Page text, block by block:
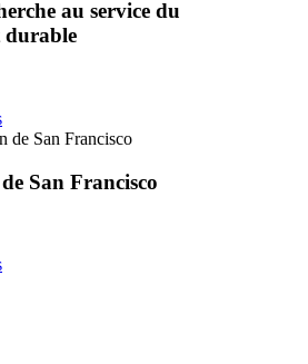
au service du
durable
de San Francisco
San Francisco